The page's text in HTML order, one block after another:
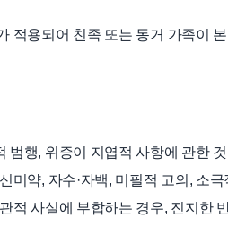
적용되어 친족 또는 동거 가족이
범행, 위증이 지엽적 사항에 관한
미약, 자수·자백, 미필적 고의, 소
적 사실에 부합하는 경우, 진지한